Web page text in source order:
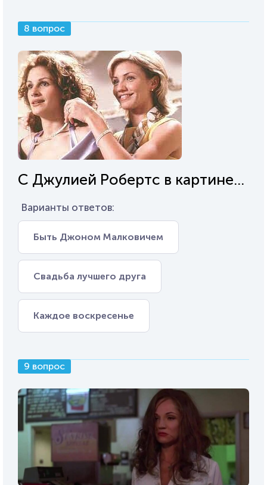
8 вопрос
С Джулией Робертс в картине...
Варианты ответов:
Быть Джоном Малковичем
Свадьба лучшего друга
Каждое воскресенье
9 вопрос